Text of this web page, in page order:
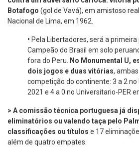
Botafogo (gol de Vavá), em amistoso
Nacional de Lima, em 1962.
• Pela Libertadores, será a
Campeão do Brasil em solo
fora do Peru.
No Monumental U,
dois jogos e duas vitórias,
competição do continente: 3 a 2 no
2021 e 4 a 0 no Universitario-PER
> A comissão técnica portuguesa já
eliminatórios ou valendo taça pelo
classificações ou títulos e 17
além de quatro empates.